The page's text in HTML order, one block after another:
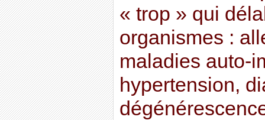
« trop » qui
organismes :
maladies auto-
hypertension,